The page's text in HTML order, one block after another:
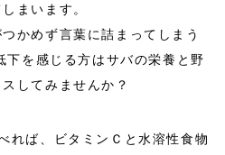
まいます。
かめず言葉に詰まってしまう
を感じる方はサバの栄養と野
してみませんか？
れば、ビタミンＣと水溶性食物